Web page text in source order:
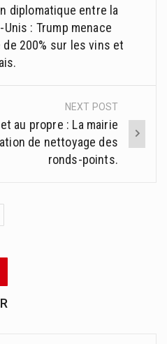
diplomatique entre la
: Trump menace
de 200% sur les vins et
NEXT POST
au propre : La mairie
de nettoyage des
ronds-points.